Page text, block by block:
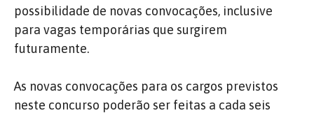
possibilidade de novas convocações, inclusive
para vagas temporárias que surgirem
futuramente.
As novas convocações para os cargos previstos
neste concurso poderão ser feitas a cada seis